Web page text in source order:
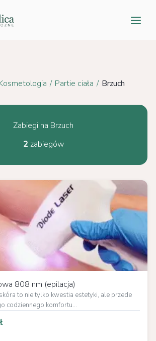
/ Partie ciała / Brzuch
Zabiegi na Brzuch
2zabiegów
808 nm (epilacja)
to nie tylko kwestia estetyki, ale przede
codziennego komfortu...